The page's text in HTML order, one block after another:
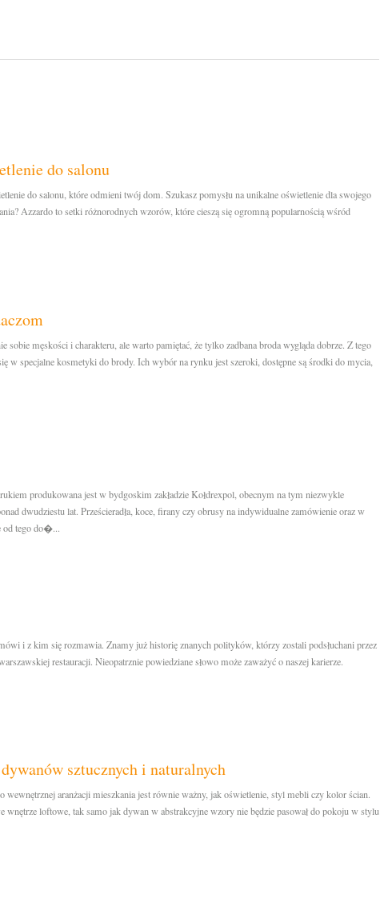
do salonu
do salonu, które odmieni twój dom. Szukasz pomysłu na unikalne oświetlenie dla swojego
Azzardo to setki różnorodnych wzorów, które cieszą się ogromną popularnością wśród
sobie męskości i charakteru, ale warto pamiętać, że tylko zadbana broda wygląda dobrze. Z tego
w specjalne kosmetyki do brody. Ich wybór na rynku jest szeroki, dostępne są środki do mycia,
produkowana jest w bydgoskim zakładzie Kołdrexpol, obecnym na tym niezwykle
dwudziestu lat. Prześcieradła, koce, firany czy obrusy na indywidualne zamówienie oraz w
od tego do�...
i z kim się rozmawia. Znamy już historię znanych polityków, którzy zostali podsłuchani przez
restauracji. Nieopatrznie powiedziane słowo może zaważyć o naszej karierze.
sztucznych i naturalnych
wewnętrznej aranżacji mieszkania jest równie ważny, jak oświetlenie, styl mebli czy kolor ścian.
wnętrze loftowe, tak samo jak dywan w abstrakcyjne wzory nie będzie pasował do pokoju w stylu